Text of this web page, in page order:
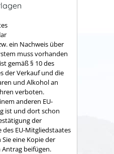
ein Nachweis über
muss vorhanden
gemäß § 10 des
der Verkauf und die
und Alkohol an
verboten.
anderen EU-
ist und dort schon
der
EU-Mitgliedstaates
eine Kopie der
Antrag beifügen.